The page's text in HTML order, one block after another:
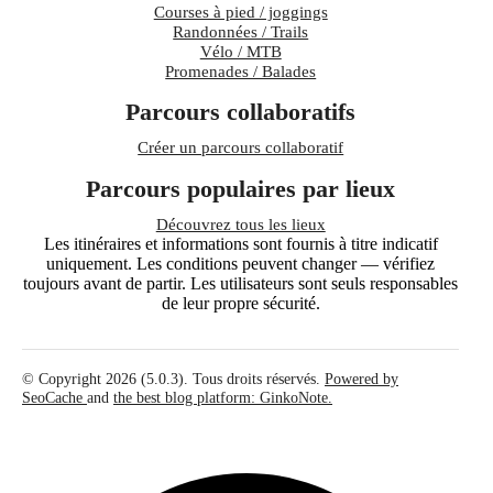
Courses à pied / joggings
Randonnées / Trails
Vélo / MTB
Promenades / Balades
Parcours collaboratifs
Créer un parcours collaboratif
Parcours populaires par lieux
Découvrez tous les lieux
Les itinéraires et informations sont fournis à titre indicatif
uniquement. Les conditions peuvent changer — vérifiez
toujours avant de partir. Les utilisateurs sont seuls responsables
de leur propre sécurité.
© Copyright 2026 (5.0.3). Tous droits réservés. Powered by
SeoCache and the best blog platform: GinkoNote.